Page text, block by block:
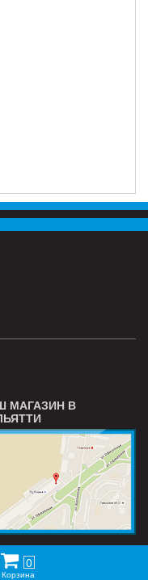
МАГАЗИН В
0
Корзина